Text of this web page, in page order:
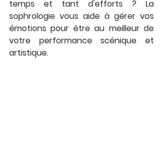
temps et tant d'efforts ? La
sophrologie vous aide à gérer vos
émotions pour être au meilleur de
votre performance scénique et
artistique.